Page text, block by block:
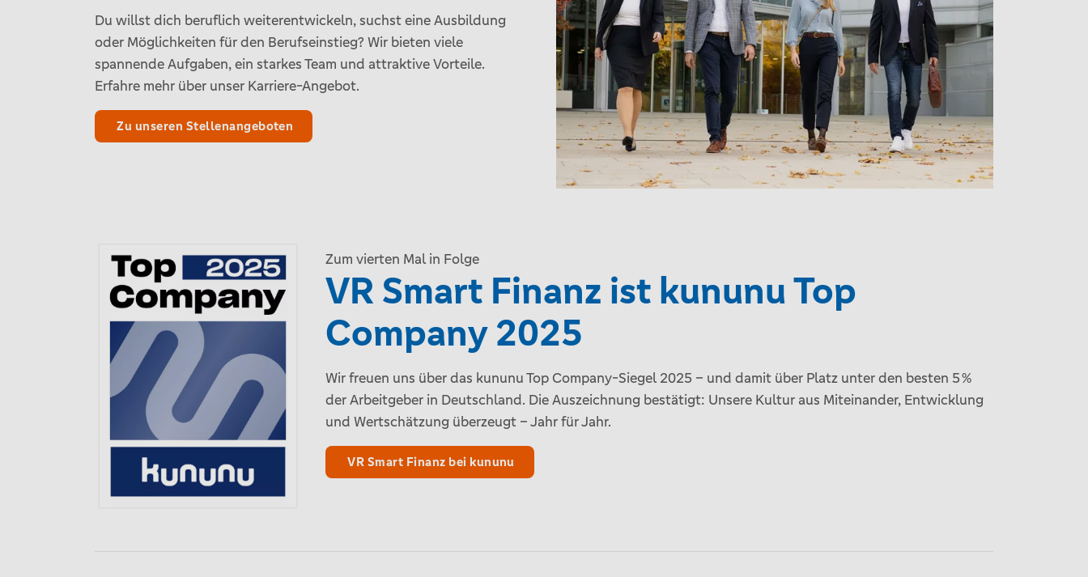
Du willst dich beruflich weiterentwickeln, suchst eine Ausbildung
oder Möglichkeiten für den Berufseinstieg? Wir bieten viele
spannende Aufgaben, ein starkes Team und attraktive Vorteile.
Erfahre mehr über unser Karriere-Angebot.
Zu unseren Stellenangeboten
Zum vierten Mal in Folge
VR Smart Finanz ist kununu Top
Company 2025
Wir freuen uns über das kununu Top Company-Siegel 2025 – und damit über Platz unter den besten 5 %
der Arbeitgeber in Deutschland. Die Auszeichnung bestätigt: Unsere Kultur aus Miteinander, Entwicklung
und Wertschätzung überzeugt – Jahr für Jahr.
VR Smart Finanz bei kununu